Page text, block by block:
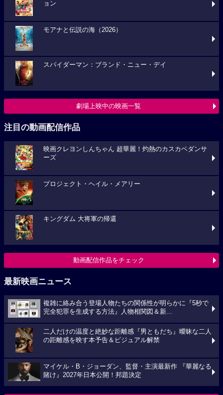
ョン
モアナと伝説の海（2026）
スパイダーマン：ブランド・ニュー・デイ
劇場上映中の映画一覧
注目の動画配信作品
映画クレヨンしんちゃん 超華麗！灼熱のカスカベダンサ
ーズ
プロジェクト・ヘイル・メアリー
キングダム 大将軍の帰還
動画配信作品をチェック
最新映画ニュース
複雑に絡み合う登場人物たちの関係性が明らかに『5秒で
完全犯罪を生成する方法』人物相関図＆新...
二人だけの温度と絶妙な距離感『男ともだち』曖昧な二人
の距離感を映す本予告＆ビジュアル解禁
マイケル・B・ジョーダン、監督・主演最新作 『華麗なる
賭け』2027年日本公開！邦題決定